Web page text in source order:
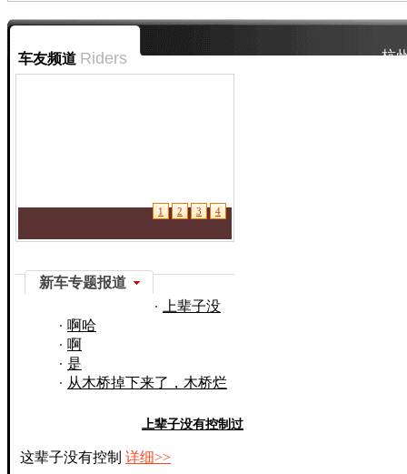
车友频道 Riders 杭
1 2 3 4
新车专题报道
上辈子没
啊哈
啊
是
从木桥掉下来了，木桥烂
上辈子没有控制过
这辈子没有控制 详细>>